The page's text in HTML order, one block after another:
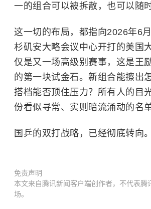
一的组合可以被拆散，也可以随
这一切的布局，都指向2026年6
杉矶安大略会议中心开打的美国
仅是又一场高级别赛事，这是王
的第一块试金石。新组合能擦出
搭档能否顶住压力？所有人的目
份看似寻常、实则暗流涌动的名单
国乒的双打战略，已经彻底转向。
免责声明
本文来自腾讯新闻客户端创作者，不代表腾
场。